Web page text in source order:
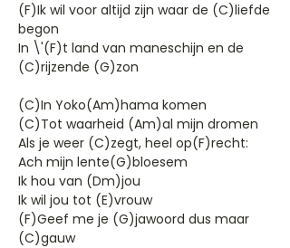
(F)Ik wil voor altijd zijn waar de (C)liefde
begon
In \'(F)t land van maneschijn en de
(C)rijzende (G)zon
(C)In Yoko(Am)hama komen
(C)Tot waarheid (Am)al mijn dromen
Als je weer (C)zegt, heel op(F)recht:
Ach mijn lente(G)bloesem
Ik hou van (Dm)jou
Ik wil jou tot (E)vrouw
(F)Geef me je (G)jawoord dus maar
(C)gauw